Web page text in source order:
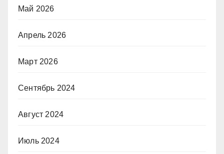
Май 2026
Апрель 2026
Март 2026
Сентябрь 2024
Август 2024
Июль 2024